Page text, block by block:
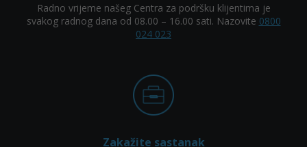
Radno vrijeme našeg Centra za podršku klijentima je
svakog radnog dana od 08.00 – 16.00 sati. Nazovite 0800
024 023
Zakažite sastanak